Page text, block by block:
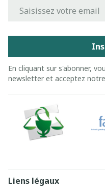
En cliquant sur s'abonner,
newsletter et acceptez notre
Liens légaux